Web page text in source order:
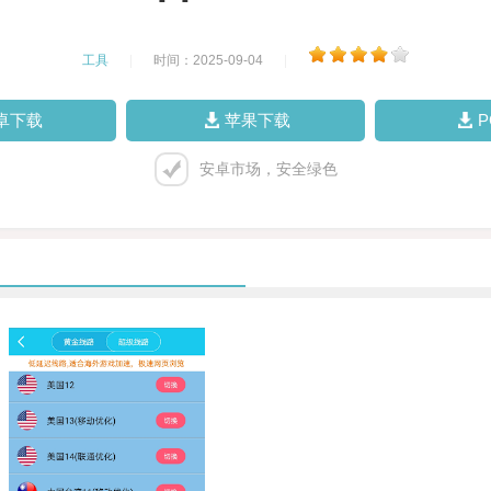
工具 时间：2025-09-04
下载 苹果下载
安卓市场，安全绿色